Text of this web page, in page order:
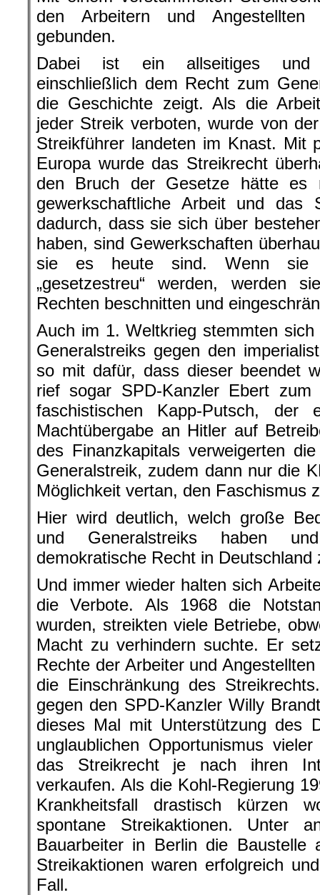
den Arbeitern und Angestellten
gebunden.
Dabei ist ein allseitiges und
einschließlich dem Recht zum
die Geschichte zeigt. Als die
jeder Streik verboten, wurde von
Streikführer landeten im Knast. Mit
Europa wurde das Streikrecht
den Bruch der Gesetze hätte es
gewerkschaftliche Arbeit und das
dadurch, dass sie sich über
haben, sind Gewerkschaften
sie es heute sind. Wenn sie
„gesetzestreu“ werden, werden
Rechten beschnitten und
Auch im 1. Weltkrieg stemmten
Generalstreiks gegen den
so mit dafür, dass dieser beendet
rief sogar SPD-Kanzler Ebert zum
faschistischen Kapp-Putsch, der
Machtübergabe an Hitler auf
des Finanzkapitals verweigerten
Generalstreik, zudem dann nur die
Möglichkeit vertan, den Faschismus
Hier wird deutlich, welch große
und Generalstreiks haben
demokratische Recht in Deutschland
Und immer wieder halten sich
die Verbote. Als 1968 die
wurden, streikten viele Betriebe,
Macht zu verhindern suchte. Er
Rechte der Arbeiter und
die Einschränkung des
gegen den SPD-Kanzler Willy
dieses Mal mit Unterstützung des
unglaublichen Opportunismus
das Streikrecht je nach ihren
verkaufen. Als die Kohl-Regierung
Krankheitsfall drastisch kürzen
spontane Streikaktionen. Unter
Bauarbeiter in Berlin die Baustelle
Streikaktionen waren erfolgreich
Fall.